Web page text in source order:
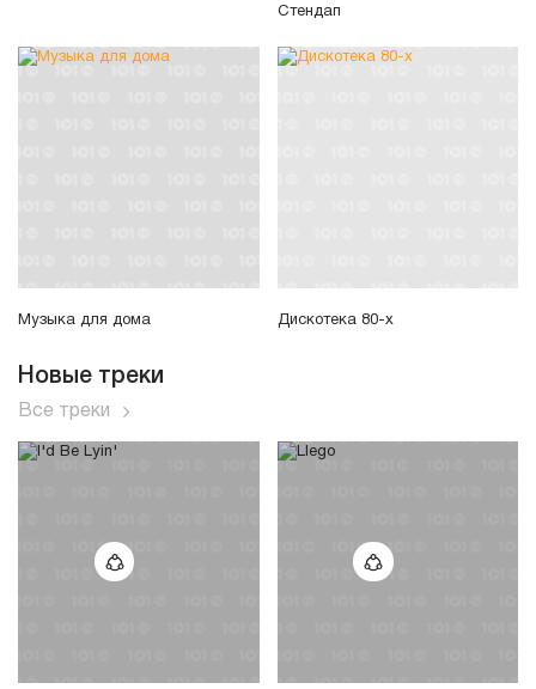
Стендап
Музыка для дома Дискотека 80-х
Новые треки
Все треки